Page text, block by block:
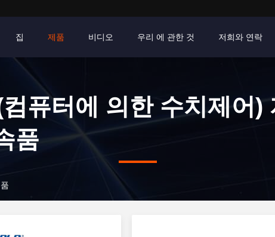
집 제품 비디오 우리 에 관한 것 저희와 연락
퓨터에 의한 수치제어)
품